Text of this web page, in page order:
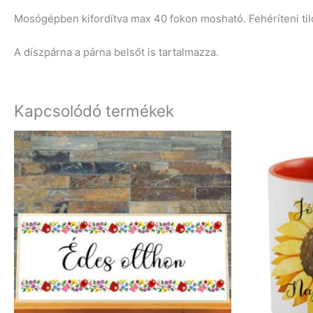
Mosógépben kifordítva max 40 fokon mosható. Fehéríteni
A díszpárna a párna belsőt is tartalmazza.
Kapcsolódó termékek